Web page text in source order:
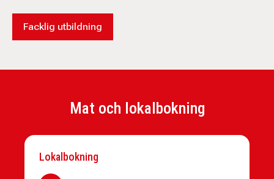
Facklig utbildning
Mat och lokalbokning
Lokalbokning